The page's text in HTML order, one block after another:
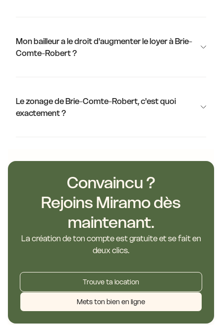
Mon bailleur a le droit d'augmenter le loyer à Brie-
Comte-Robert ?
Le zonage de Brie-Comte-Robert, c'est quoi
exactement ?
Convaincu ?
Rejoins Miramo dès
maintenant.
La création de ton compte est gratuite et se fait en
deux clics.
Trouve ta location
Mets ton bien en ligne